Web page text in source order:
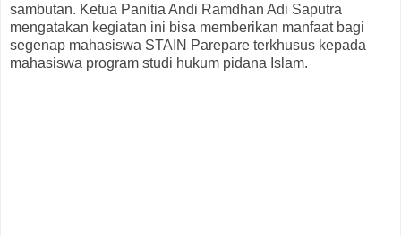
sambutan. Ketua Panitia Andi Ramdhan Adi Saputra
mengatakan kegiatan ini bisa memberikan manfaat bagi
segenap mahasiswa STAIN Parepare terkhusus kepada
mahasiswa program studi hukum pidana Islam.